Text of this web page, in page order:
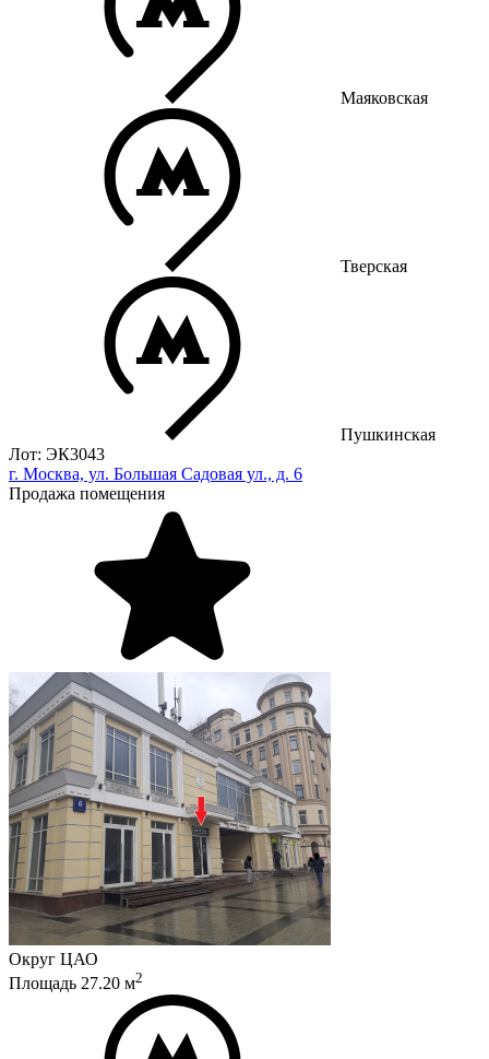
Маяковская
Тверская
Пушкинская
Лот: ЭК3043
г. Москва, ул. Большая Садовая ул., д. 6
Продажа помещения
Округ ЦАО
Площадь 27.20 м2